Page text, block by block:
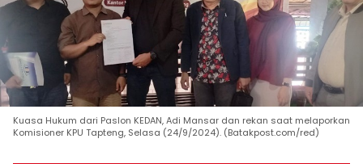
Kuasa Hukum dari Paslon KEDAN, Adi Mansar dan rekan saat melaporkan
Komisioner KPU Tapteng, Selasa (24/9/2024). (Batakpost.com/red)